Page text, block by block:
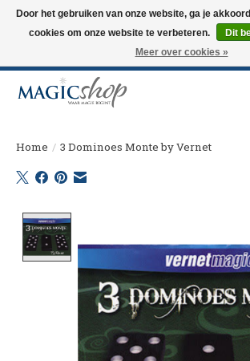
Altijd de nieuwste trucs op voorraad. Snelle verzending
Langskomen in onze winkel? Bel of mail om een
Home / 3 Dominoes Monte by Vernet
Door het gebruiken van onze website, ga je
cookies om onze website te verbeteren.
Dit
Meer over cookies »